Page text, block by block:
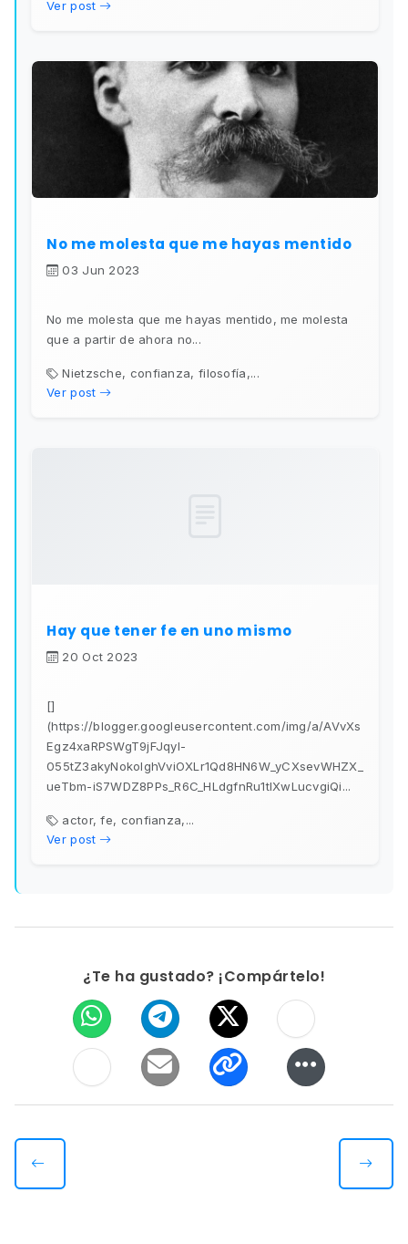
Ver post
No me molesta que me hayas mentido
03 Jun 2023
No me molesta que me hayas mentido, me molesta
que a partir de ahora no...
Nietzsche, confianza, filosofía,...
Ver post
Hay que tener fe en uno mismo
20 Oct 2023
[]
(https://blogger.googleusercontent.com/img/a/AVvXs
Egz4xaRPSWgT9jFJqyl-
055tZ3akyNokoIghVviOXLr1Qd8HN6W_yCXsevWHZX_
ueTbm-iS7WDZ8PPs_R6C_HLdgfnRu1tIXwLucvgiQi...
actor, fe, confianza,...
Ver post
¿Te ha gustado? ¡Compártelo!